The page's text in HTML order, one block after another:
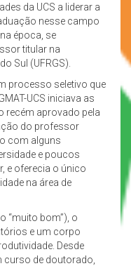
da UCS a liderar a
nesse campo
época, se
titular na
Sul (UFRGS).
processo seletivo que
UCS iniciava as
recém aprovado pela
do professor
com alguns
e poucos
e oferecia o único
na área de
“muito bom”), o
e um corpo
Desde
curso de doutorado,